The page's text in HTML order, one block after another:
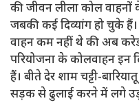
की जीवन लीला कोल
जबकी कई दिव्यांग हो चुके
वाहन कम नहीं थे की अब
परियोजना के कोलवाहन इन
हैं। बीते देर शाम चट्टी-
सड़क से ढुलाई करने में लगे